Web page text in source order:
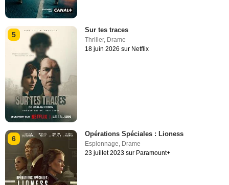
5
Sur tes traces
Thriller, Drame
18 juin 2026 sur Netflix
6
Opérations Spéciales : Lioness
Espionnage Drame
23 juillet 2023 sur Paramount+